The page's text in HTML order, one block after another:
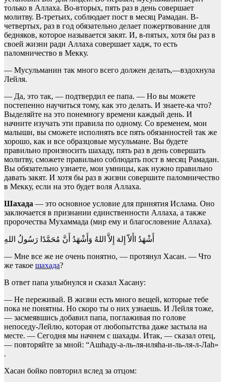
только в Аллаха. Во-вторых, пять раз в день совершает
молитву. В-третьих, соблюдает пост в месяц Рамадан. В-
четвертых, раз в год обязательно делает пожертвование для
бедняков, которое называется закят. И, в-пятых, хотя бы раз в
своей жизни ради Аллаха совершает хадж, то есть
паломничество в Мекку.
— Мусульманин так много всего должен делать,—вздохнула
Лейля.
— Да, это так, — подтвердил ее папа. — Но вы можете
постепенно научиться тому, как это делать. И знаете-ка что?
Выделяйте на это понемногу времени каждый день. И
начните изучать эти правила по одному. Со временем, мои
малыши, вы сможете исполнять все пять обязанностей так же
хорошо, как и все образцовые мусульмане. Вы будете
правильно произносить шахаду, пять раз в день совершать
молитву, сможете правильно соблюдать пост в месяц Рамадан.
Вы обязательно узнаете, мои умницы, как нужно правильно
давать закят. И хотя бы раз в жизни совершите паломничество
в Мекку, если на это будет воля Аллаха.
Шахада — это основное условие для принятия Ислама. Оно
заключается в признании единственности Аллаха, а также
пророчества Мухаммада (мир ему и благословение Аллаха).
أَشْهَدُ اأَلاّ إِلهَ إِلاَّ اللهُ وَأَشْهَدُ أَنَّ مُحَمَّدًا رَسُولُ اللهِ
— Мне все же не очень понятно, — протянул Хасан. — Что
же такое шахада?
В ответ папа улыбнулся и сказал Хасану:
— Не переживай. В жизни есть много вещей, которые тебе
пока не понятны. Но скоро ты о них узнаешь. И Лейля тоже,
— засмеявшись добавил папа, поглаживая по голове
непоседу-Лейлю, которая от любопытства даже застыла на
месте. — Сегодня мы начнем с шахады. Итак, — сказал отец,
— повторяйте за мной: “Ашhаду-а-ль-ля-иляhа-и-ль-ля-л-Лаh»
.
Хасан бойко повторил вслед за отцом: